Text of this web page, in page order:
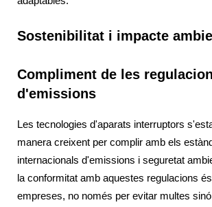
Sostenibilitat i impacte
Compliment de les
d'emissions
Les tecnologies d'aparats interruptors
manera creixent per complir amb els
internacionals d'emissions i seguretat
la conformitat amb aquestes regulacions
empreses, no només per evitar multes